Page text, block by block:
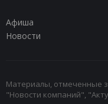
Афиша
Новости
Материалы, отмеченные
"Новости компаний",